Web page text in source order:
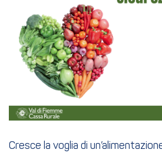
Cresce la voglia di